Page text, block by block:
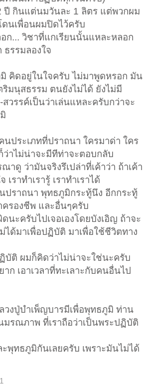
ปี กินแต่นมวันละ 1 ลิตร แต่พวกผม
ดนเพื่อนผมปิดไว้ครับ
ก... วิชาที่แกเรียนนั้นแหละหลอก
ธรรมลองใจ
คิดอยู่ในใจครับ ไม่มาพูดหรอก มัน
ริมนุสธรรม ตนยังไม่ได้ ยังไม่มี
วรรค์เป็นว่าเล่นแหละครับกว่าจะ
ประเภทที่ปราถนา ใครมาด่า ใคร
ว่าไม่น่าจะมีทีท่าจะตอบกลับ
าดู ว่ามันจริงรึเปล่าที่เค้าว่า ถ้าเค้า
เราทำเรารู้ เราทำเราได้
ปราถนา พุทธภูมิกระทู้นึง อีกกระทู้
ครองชีพ และอื่นๆครับ
นะครับไปเจอเองโดยบังเอิญ ถ้าจะ
ได้มาเพื่อปฏิบัติ มาเพื่อใช้ชีวิตทาง
บัติ ผมก็คิดว่าไม่น่าจะใช่นะครับ
ก เอาเวลาที่ทะเลาะกับคนอื่นไป
วงปู่บำเพ็ญบารมีเพื่อพุทธภูมิ ท่าน
รณภาพ ที่เราถือว่าเป็นพระปฏิบัติ
ะพุทธภูมิกันเลยครับ เพราะมันไม่ได้